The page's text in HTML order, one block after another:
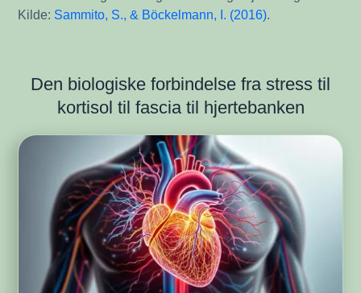
Kilde: Sammito, S., & Böckelmann, I. (2016).
Den biologiske forbindelse fra stress til
kortisol til fascia til hjertebanken